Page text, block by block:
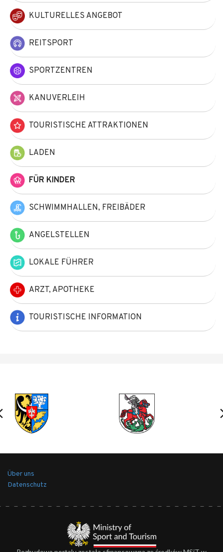
KULTURELLES ANGEBOT
REITSPORT
SPORTZENTREN
KANUVERLEIH
TOURISTISCHE ATTRAKTIONEN
LADEN
FÜR KINDER
SCHWIMMHALLEN, FREIBÄDER
ANGELSTELLEN
LOKALE FÜHRER
ARZT, APOTHEKE
TOURISTISCHE INFORMATION
Über uns
Datenschutz